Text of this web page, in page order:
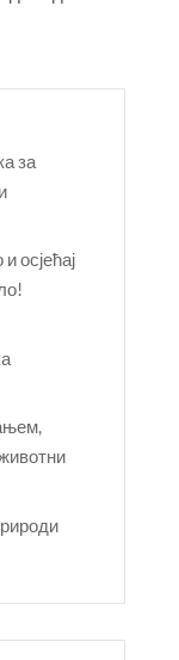
за
осјећај